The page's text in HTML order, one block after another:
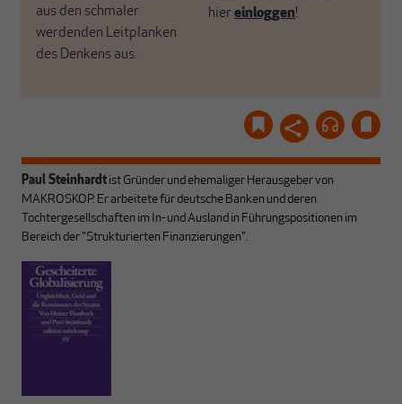
aus den schmaler
werdenden Leitplanken
des Denkens aus.
hiereinloggen!
Paul Steinhardt ist Gründer und ehemaliger Herausgeber von
MAKROSKOP. Er arbeitete für deutsche Banken und deren
Tochtergesellschaften im In- und Ausland in Führungspositionen im
Bereich der "Strukturierten Finanzierungen".